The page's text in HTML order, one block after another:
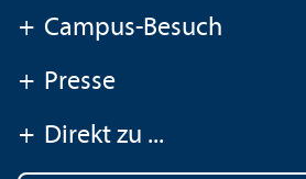
+ Campus-Besuch
+ Presse
+ Direkt zu ...